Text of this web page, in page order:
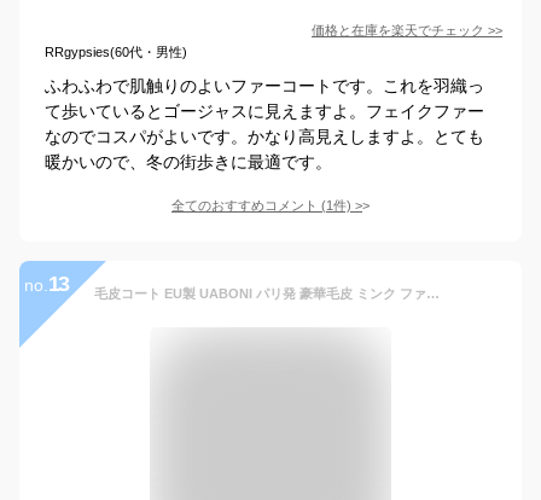
価格と在庫を楽天でチェック >>
RRgypsies(60代・男性)
ふわふわで肌触りのよいファーコートです。これを羽織っ
て歩いているとゴージャスに見えますよ。フェイクファー
なのでコスパがよいです。かなり高見えしますよ。とても
暖かいので、冬の街歩きに最適です。
全てのおすすめコメント (1件) >
no. 13 毛皮コート EU製 UABONI パリ発 豪華毛皮 ミンク ファーコート 極地防寒 保温 暖かい 肉厚 ソフト 艶 クマ お洒落 アウター ジャケット コート ブルゾン 冬服 真冬 フード付き メンズ 紳士